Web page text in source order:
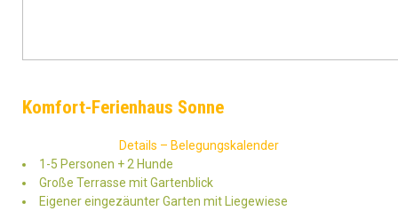
Komfort-Ferienhaus Sonne
Details – Belegungskalender
1-5 Personen + 2 Hunde
Große Terrasse mit Gartenblick
Eigener eingezäunter Garten mit Liegewiese